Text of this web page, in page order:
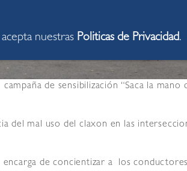
de sensibilización “Saca la mano
del mal uso del claxon en las
de concientizar a los
nuestras Politicas de Privacidad.